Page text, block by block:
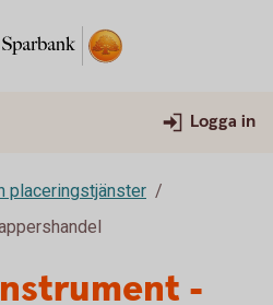
Logga in
placeringstjänster
-